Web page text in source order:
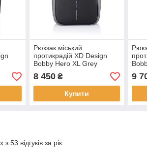
Рюкзак міський
протикрадій XD Design
Bobby Hero XL Grey
(сірий-чорний)
8 450₴
Купити
9
53 відгуків за рік